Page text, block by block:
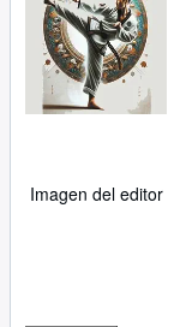
Imagen del editor